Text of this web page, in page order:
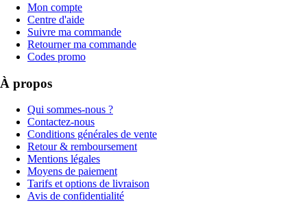
Mon compte
Centre d'aide
Suivre ma commande
Retourner ma commande
Codes promo
À propos
Qui sommes-nous ?
Contactez-nous
Conditions générales de vente
Retour & remboursement
Mentions légales
Moyens de paiement
Tarifs et options de livraison
Avis de confidentialité